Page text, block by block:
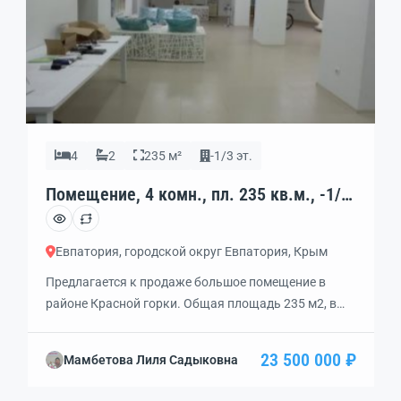
4 2 235 м² -1/3 эт.
Помещение, 4 комн., пл. 235 кв.м., -1/3
эт., код: 375610
Евпатория, городской округ Евпатория, Крым
Предлагается к продаже большое помещение в
районе Красной горки. Общая площадь 235 м2, в
спортивный комплекс, ресторанный бизнес, ночной
Мамбетова Лиля Садыковна 23 500 000 ₽